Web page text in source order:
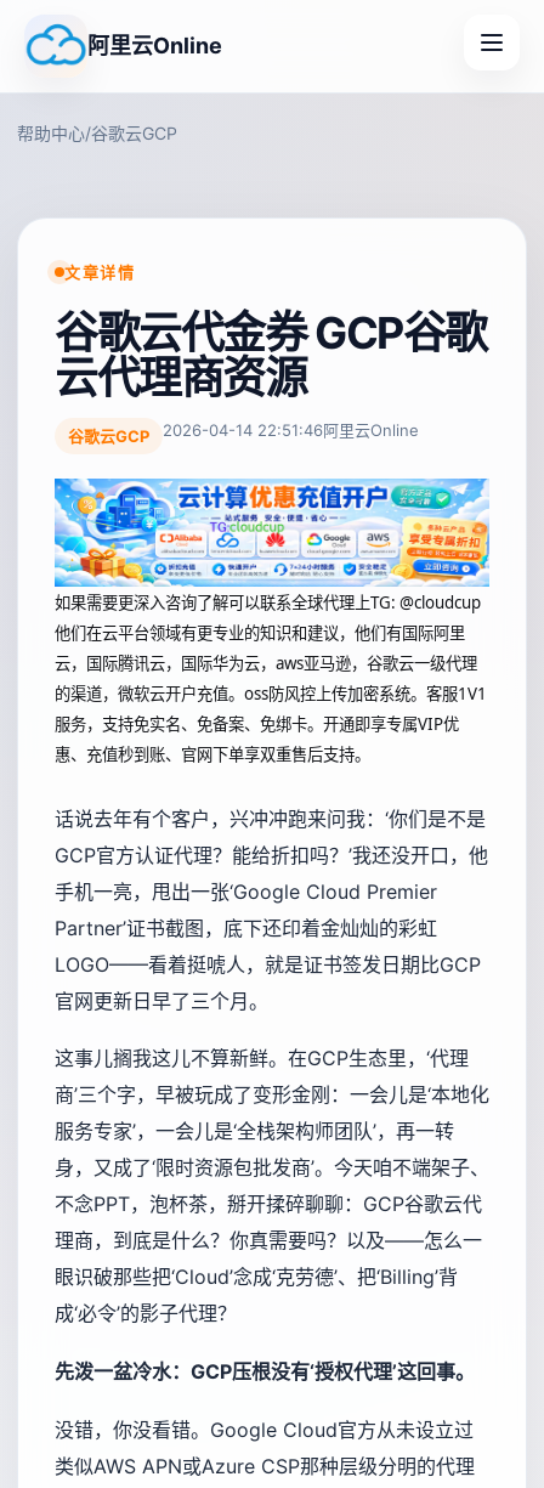
阿里云Online
帮助中心/谷歌云GCP
文章详情
谷歌云代金券 GCP谷歌
云代理商资源
谷歌云GCP 2026-04-14 22:51:46阿里云Online
如果需要更深入咨询了解可以联系全球代理上TG: @cloudcup
他们在云平台领域有更专业的知识和建议，他们有国际阿里
云，国际腾讯云，国际华为云，aws亚马逊，谷歌云一级代理
的渠道，微软云开户充值。oss防风控上传加密系统。客服1V1
服务，支持免实名、免备案、免绑卡。开通即享专属VIP优
惠、充值秒到账、官网下单享双重售后支持。
话说去年有个客户，兴冲冲跑来问我：‘你们是不是
GCP官方认证代理？能给折扣吗？’我还没开口，他
手机一亮，甩出一张‘Google Cloud Premier
Partner’证书截图，底下还印着金灿灿的彩虹
LOGO——看着挺唬人，就是证书签发日期比GCP
官网更新日早了三个月。
这事儿搁我这儿不算新鲜。在GCP生态里，‘代理
商’三个字，早被玩成了变形金刚：一会儿是‘本地化
服务专家’，一会儿是‘全栈架构师团队’，再一转
身，又成了‘限时资源包批发商’。今天咱不端架子、
不念PPT，泡杯茶，掰开揉碎聊聊：GCP谷歌云代
理商，到底是什么？你真需要吗？以及——怎么一
眼识破那些把‘Cloud’念成‘克劳德’、把‘Billing’背
成‘必令’的影子代理？
先泼一盆冷水：GCP压根没有‘授权代理’这回事。
没错，你没看错。Google Cloud官方从未设立过
类似AWS APN或Azure CSP那种层级分明的代理